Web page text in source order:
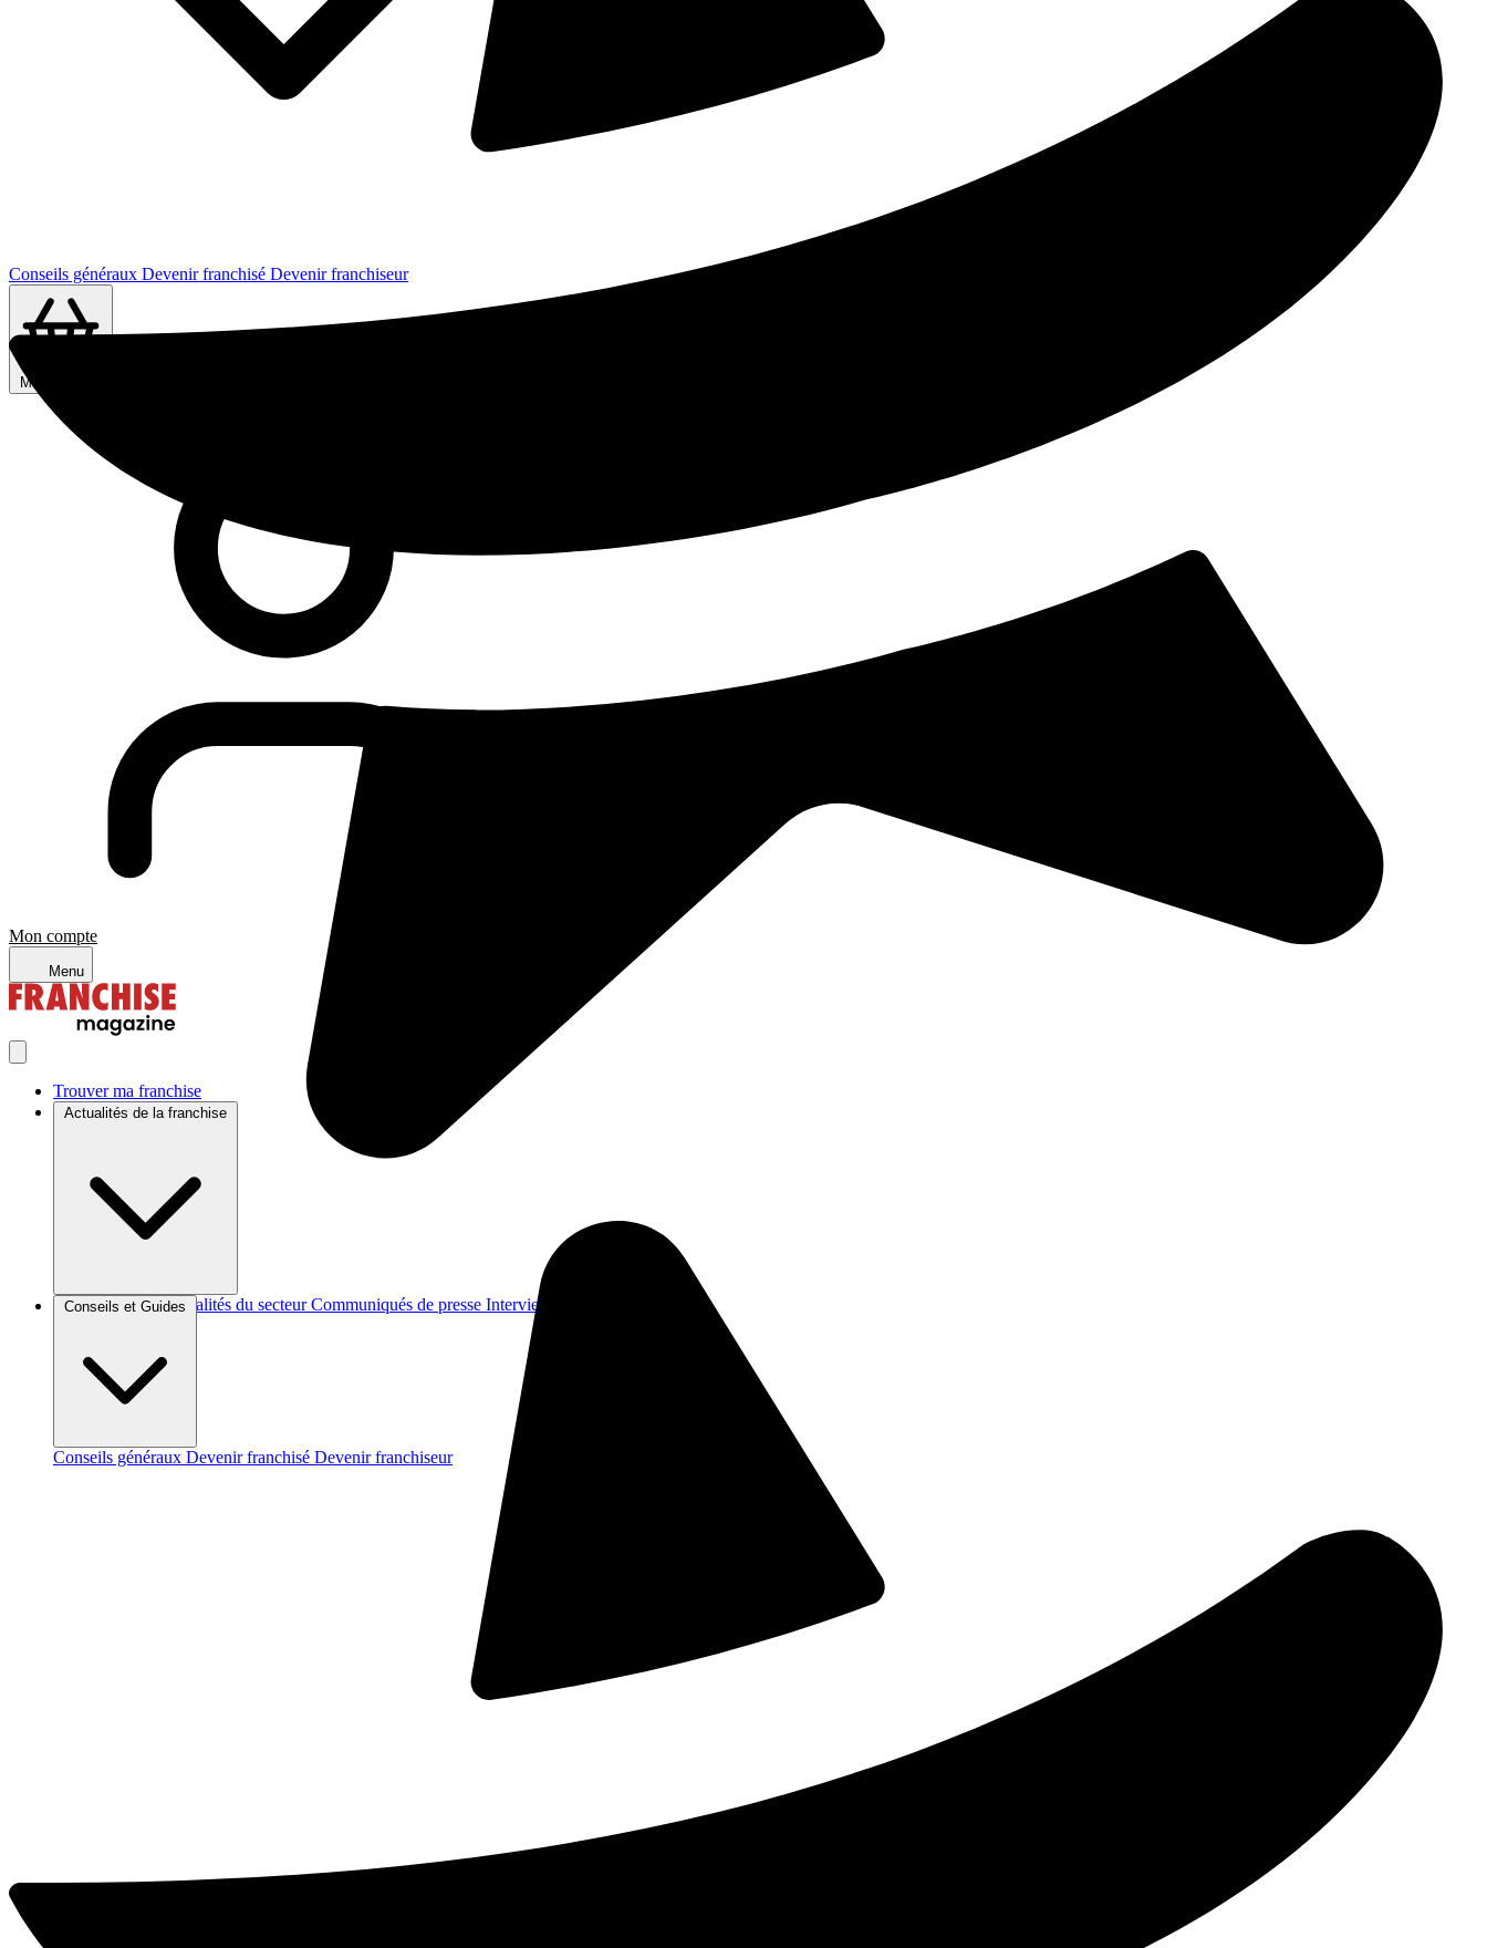
Conseils généraux Devenir franchisé Devenir franchiseur
Ma sélection
Mon compte
Menu
Trouver ma franchise
Actualités de la franchise
Brèves et actus Actualités du secteur Communiqués de presse Interviews
Conseils et Guides
Conseils généraux Devenir franchisé Devenir franchiseur